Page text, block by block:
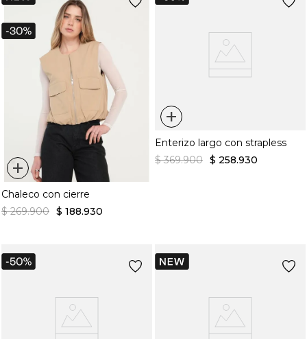
+
Chaleco con cierre
$ 269.900 $ 188.930
+
Enterizo largo con strapless
$ 369.900 $ 258.930